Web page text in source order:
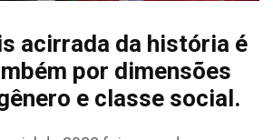
acirrada da história é
por dimensões
e classe social.